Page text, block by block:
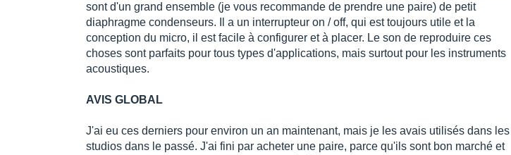
sont d'un grand ensemble (je vous recommande de prendre une paire) de petit
diaphragme condenseurs. Il a un interrupteur on / off, qui est toujours utile et la
conception du micro, il est facile à configurer et à placer. Le son de reproduire ces
choses sont parfaits pour tous types d'applications, mais surtout pour les instruments
acoustiques.
AVIS GLOBAL
J'ai eu ces derniers pour environ un an maintenant, mais je les avais utilisés dans les
studios dans le passé. J'ai fini par acheter une paire, parce qu'ils sont bon marché et